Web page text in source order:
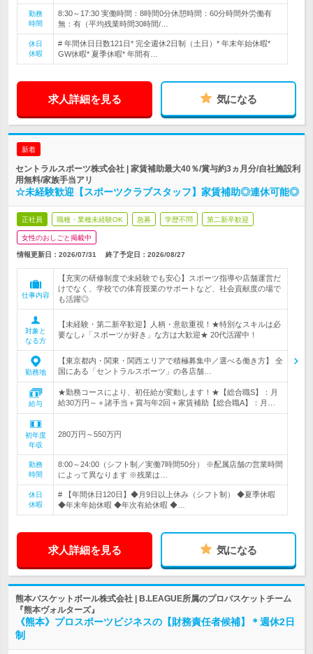
勤務
時間
8:30～17:30 実働時間：8時間0分休憩時間：60分時間外労働有
無：有（平均残業時間30時間/…
休日
休暇
# 年間休日日数121日* 完全週休2日制（土日）* 年末年始休暇*
GW休暇* 夏季休暇* 年間有…
求人詳細を見る 気になる
新着
セントラルスポーツ株式会社 | 家賃補助最大40％/賞与約3ヵ月分/自社施設利
用無料/家族手当アリ
☆未経験歓迎【スポーツクラブスタッフ】家賃補助◎連休可能◎
正社員 職種・業種未経験OK 急募 学歴不問 第二新卒歓迎
女性のおしごと掲載中
情報更新日：2026/07/31 終了予定日： 2026/08/27
仕事内容
【充実の研修制度で未経験でも安心】スポーツ指導や店舗運営だ
けでなく、学校での体育授業のサポートなど、社会貢献度の場で
も活躍◎
対象と
なる方
【未経験・第二新卒歓迎】人柄・意欲重視！★特別なスキルは必
要なし♪「スポーツが好き」な方は大歓迎★ 20代活躍中！
勤務地
【東京都内・関東・関西エリアで積極募集中／選べる働き方】 全
国にある「セントラルスポーツ」の各店舗…
給与
★勤務コースにより、初任給が変動します！★【総合職S】：月
給30万円～＋諸手当＋賞与年2回＋家賃補助【総合職A】：月…
初年度
年収
280万円～550万円
勤務
時間
8:00～24:00（シフト制／実働7時間50分） ※配属店舗の営業時間
によって異なります ※残業は…
休日
休暇
# 【年間休日120日】◆月9日以上休み（シフト制） ◆夏季休暇
◆年末年始休暇 ◆年次有給休暇 ◆…
求人詳細を見る 気になる
熊本バスケットボール株式会社 | B.LEAGUE所属のプロバスケットチーム
『熊本ヴォルターズ』
《熊本》プロスポーツビジネスの【財務責任者候補】＊週休2日
制